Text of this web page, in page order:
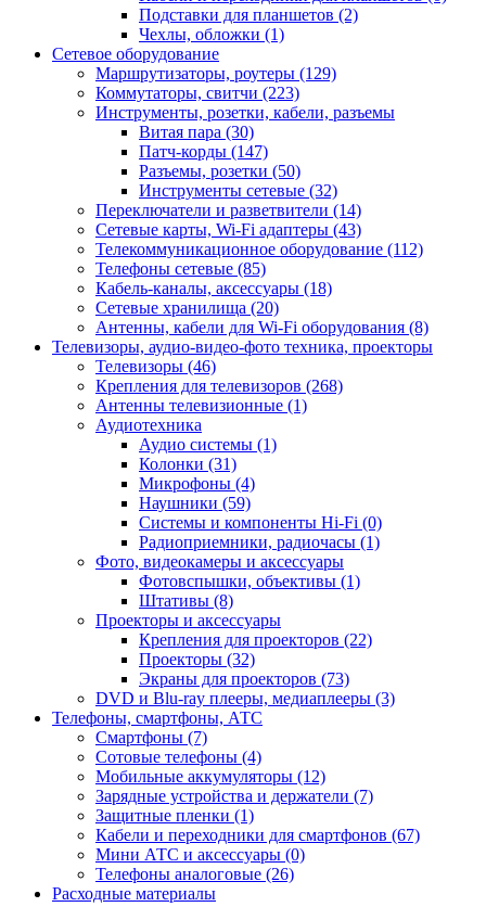
Подставки для планшетов (2)
Чехлы, обложки (1)
Сетевое оборудование
Маршрутизаторы, роутеры (129)
Коммутаторы, свитчи (223)
Инструменты, розетки, кабели, разъемы
Витая пара (30)
Патч-корды (147)
Разъемы, розетки (50)
Инструменты сетевые (32)
Переключатели и разветвители (14)
Сетевые карты, Wi-Fi адаптеры (43)
Телекоммуникационное оборудование (112)
Телефоны сетевые (85)
Кабель-каналы, аксессуары (18)
Сетевые хранилища (20)
Антенны, кабели для Wi-Fi оборудования (8)
Телевизоры, аудио-видео-фото техника, проекторы
Телевизоры (46)
Крепления для телевизоров (268)
Антенны телевизионные (1)
Аудиотехника
Аудио системы (1)
Колонки (31)
Микрофоны (4)
Наушники (59)
Системы и компоненты Hi-Fi (0)
Радиоприемники, радиочасы (1)
Фото, видеокамеры и аксессуары
Фотовспышки, объективы (1)
Штативы (8)
Проекторы и аксессуары
Крепления для проекторов (22)
Проекторы (32)
Экраны для проекторов (73)
DVD и Blu-ray плееры, медиаплееры (3)
Телефоны, смартфоны, АТС
Смартфоны (7)
Сотовые телефоны (4)
Мобильные аккумуляторы (12)
Зарядные устройства и держатели (7)
Защитные пленки (1)
Кабели и переходники для смартфонов (67)
Мини АТС и аксессуары (0)
Телефоны аналоговые (26)
Расходные материалы